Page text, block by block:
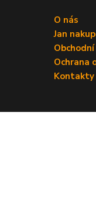
O nás
Jan
Ochrana
Kontakty